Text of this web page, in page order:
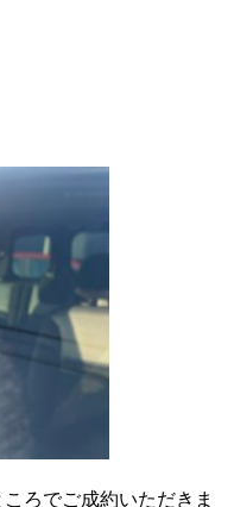
ろでご成約いただきま